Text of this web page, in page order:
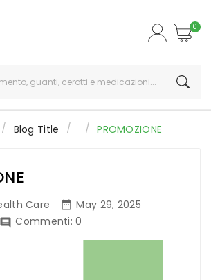
0
Blog Title PROMOZIONE
Care  May 29, 2025
 Commenti: 0